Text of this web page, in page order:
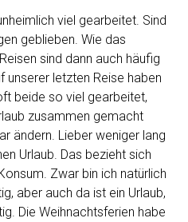
viel gearbeitet. Sind
geblieben. Wie das
sind dann auch häufig
unserer letzten Reise haben
beide so viel gearbeitet,
zusammen gemacht
ändern. Lieber weniger lang
Urlaub. Das bezieht sich
Zwar bin ich natürlich
aber auch da ist ein Urlaub,
Die Weihnachtsferien habe